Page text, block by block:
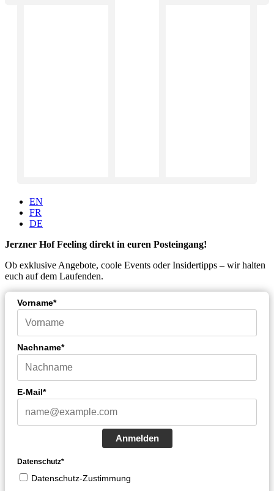
EN
FR
DE
Jerzner Hof Feeling direkt in euren Posteingang!
Ob exklusive Angebote, coole Events oder Insidertipps – wir halten
euch auf dem Laufenden.
Vorname*
Nachname*
E-Mail*
Anmelden
Datenschutz*
Datenschutz-Zustimmung